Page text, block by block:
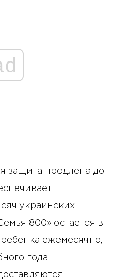
защита продлена до
украинских
800» остается в
ежемесячно,
года